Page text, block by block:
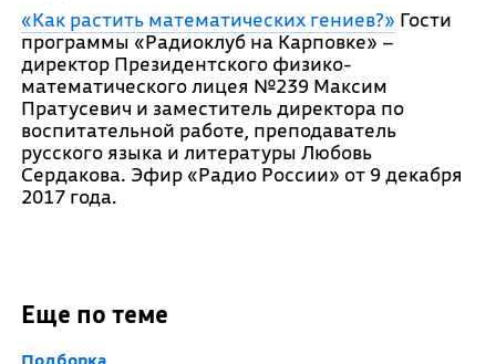
«Как растить математических гениев?» Гости
программы «Радиоклуб на Карповке» –
директор Президентского физико-
математического лицея №239 Максим
Пратусевич и заместитель директора по
воспитательной работе, преподаватель
русского языка и литературы Любовь
Сердакова. Эфир «Радио России» от 9 декабря
2017 года.
Еще по теме
Подборка